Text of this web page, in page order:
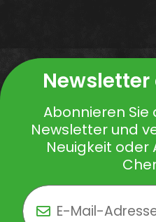
Abonnieren
Newsletter und
Neuigkeit oder